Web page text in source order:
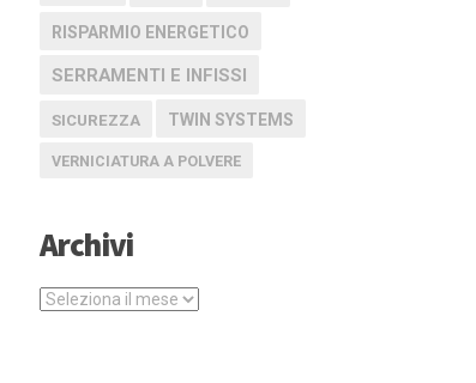
RISPARMIO ENERGETICO
SERRAMENTI E INFISSI
SICUREZZA TWIN SYSTEMS
VERNICIATURA A POLVERE
Archivi
Archivi